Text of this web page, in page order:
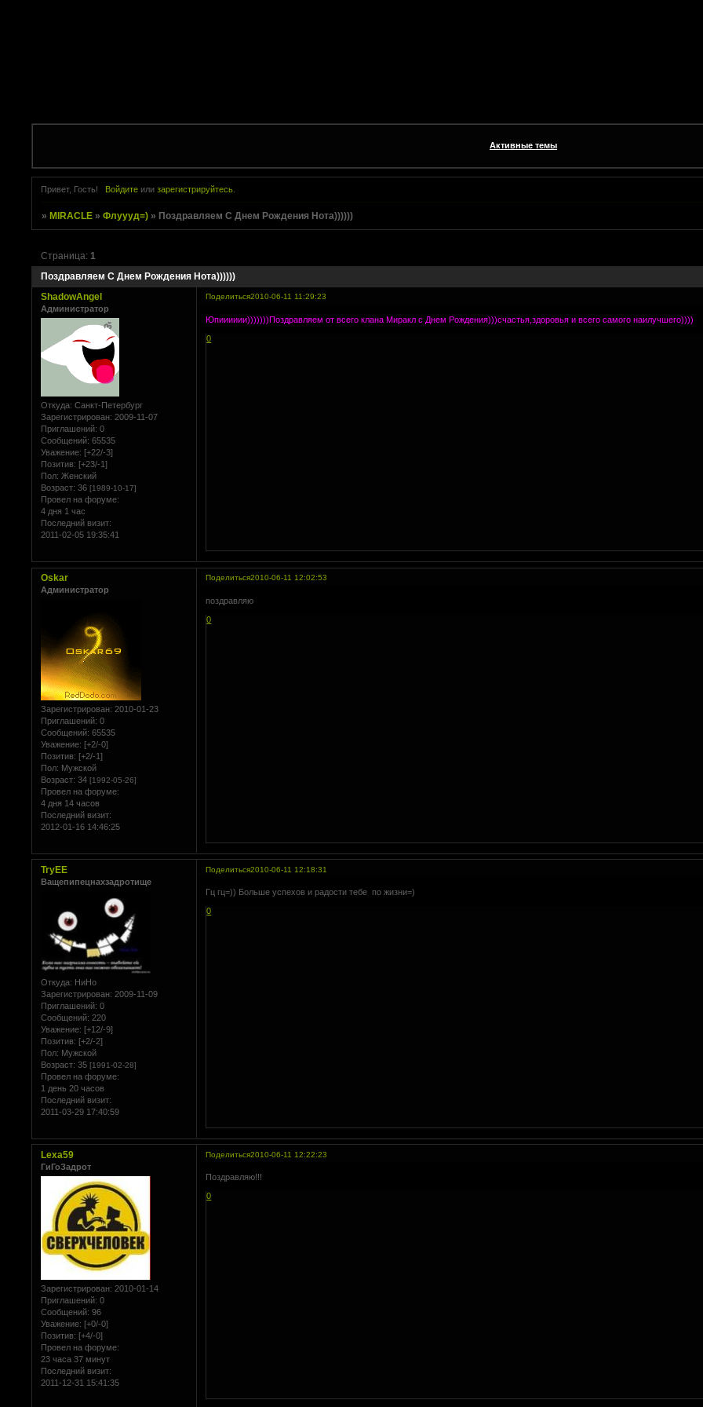
Активные темы
Привет, Гость! Войдитеили зарегистрируйтесь.
»MIRACLE »Флуууд=) » Поздравляем С Днем Рождения Нота))))))
Поздравляем С Днем Рождения Нота))))))
Страница: 1
Поделиться2010-06-11 11:29:23
ShadowAngel
Администратор
Откуда: Санкт-Петербург
Зарегистрирован: 2009-11-07
Приглашений: 0
Сообщений: 65535
Уважение: [+22/-3]
Позитив: [+23/-1]
Пол: Женский
Возраст: 36[1989-10-17]
Провел на форуме:
4 дня 1 час
Последний визит:
2011-02-05 19:35:41
Юпииииии)))))))Поздравляем от всего клана Миракл с Днем Рождения)))счастья,здоровья и всего самого наилучшего))))
0
Поделиться2010-06-11 12:02:53
Oskar
Администратор
Зарегистрирован: 2010-01-23
Приглашений: 0
Сообщений: 65535
Уважение: [+2/-0]
Позитив: [+2/-1]
Пол: Мужской
Возраст: 34[1992-05-26]
Провел на форуме:
4 дня 14 часов
Последний визит:
2012-01-16 14:46:25
поздравляю
0
Поделиться2010-06-11 12:18:31
TryEE
Ващепипецнахзадротище
Откуда: НиНо
Зарегистрирован: 2009-11-09
Приглашений: 0
Сообщений: 220
Уважение: [+12/-9]
Позитив: [+2/-2]
Пол: Мужской
Возраст: 35[1991-02-28]
Провел на форуме:
1 день 20 часов
Последний визит:
2011-03-29 17:40:59
Гц гц=)) Больше успехов и радости тебе по жизни=)
0
Поделиться2010-06-11 12:22:23
Lexa59
ГиГоЗадрот
Зарегистрирован: 2010-01-14
Приглашений: 0
Сообщений: 96
Уважение: [+0/-0]
Позитив: [+4/-0]
Провел на форуме:
23 часа 37 минут
Последний визит:
2011-12-31 15:41:35
Поздравляю!!!
0